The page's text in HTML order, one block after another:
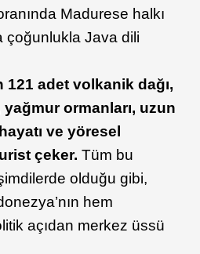
Madurese halkı
çoğunlukla Java dili
adet volkanik dağı,
ormanları, uzun
ve yöresel
çeker. Tüm bu
olduğu gibi,
hem
açıdan merkez üssü